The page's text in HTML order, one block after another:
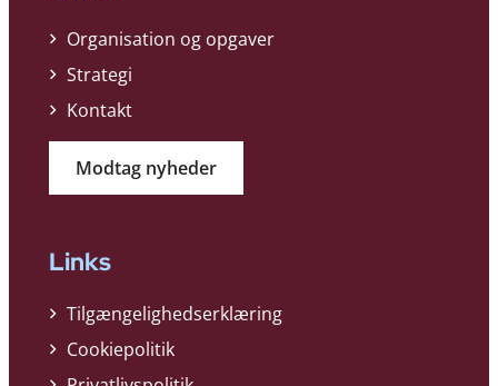
Organisation og opgaver
Strategi
Kontakt
Modtag nyheder
Links
Tilgængelighedserklæring
Cookiepolitik